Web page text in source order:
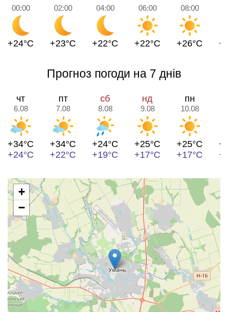
00:00
+24°C
02:00
+23°C
04:00
+22°C
06:00
+22°C
08:00
+26°C
Прогноз погоди на 7 днів
чт
6.08
+34°C
+24°C
пт
7.08
+34°C
+22°C
сб
8.08
+24°C
+19°C
нд
9.08
+25°C
+17°C
пн
10.08
+25°C
+17°C
+
−